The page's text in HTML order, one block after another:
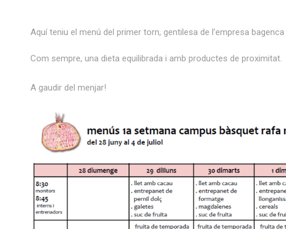
Aquí teniu el menú del primer torn, gentilesa de l’empresa bagenca
Com sempre, una dieta equilibrada i amb productes de proximitat.
A gaudir del menjar!